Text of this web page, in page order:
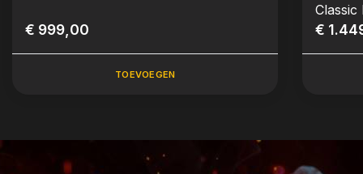
€ 999,00
TOEVOEGEN
Classic
€